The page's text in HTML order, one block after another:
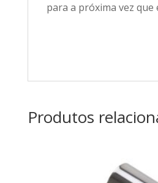
para a próxima vez que
Produtos